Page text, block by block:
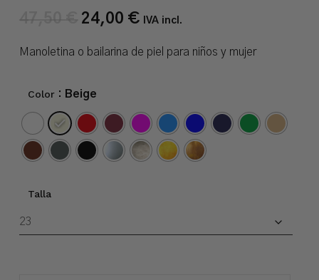
47,50 €
El
original
24,00 €El
actual
IVA incl.
Manoletina o bailarina de piel para niños y mujer
Color : Beige
Talla